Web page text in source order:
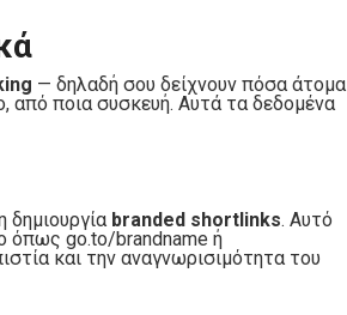
— δηλαδή σου δείχνουν πόσα άτομα
από ποια συσκευή. Αυτά τα δεδομένα
branded shortlinks. Αυτό
όπως go.to/brandname ή
και την αναγνωρισιμότητα του